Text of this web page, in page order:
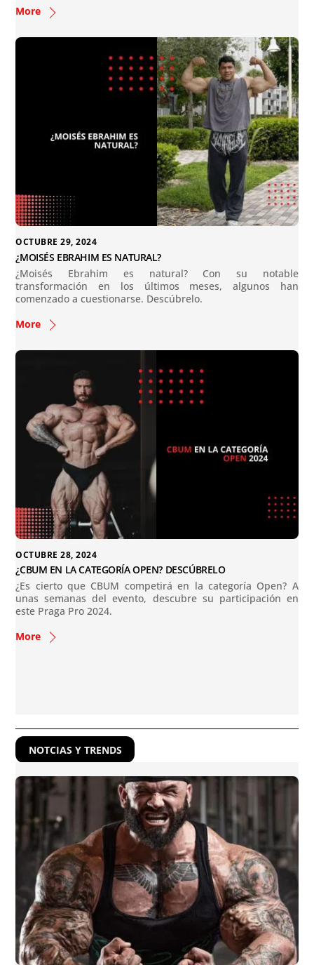
More
OCTUBRE 29, 2024
¿MOISÉS EBRAHIM ES NATURAL?
¿Moisés Ebrahim es natural? Con su notable
transformación en los últimos meses, algunos han
comenzado a cuestionarse. Descúbrelo.
More
OCTUBRE 28, 2024
¿CBUM EN LA CATEGORÍA OPEN? DESCÚBRELO
¿Es cierto que CBUM competirá en la categoría Open? A
unas semanas del evento, descubre su participación en
este Praga Pro 2024.
More
NOTCIAS Y TRENDS